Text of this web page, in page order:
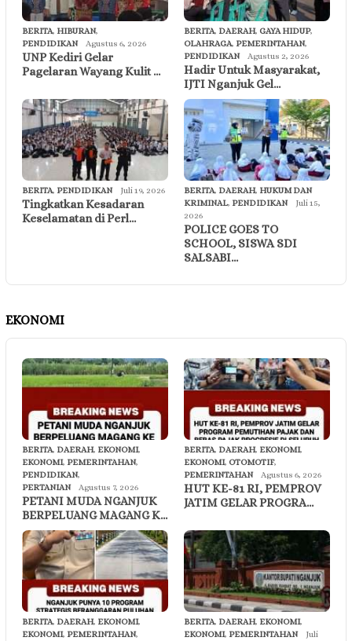
BERITA, HIBURAN,
PENDIDIKAN
Agustus 6, 2026
UNP Kediri Gelar
Pagelaran Wayang Kulit …
BERITA, DAERAH, GAYA HIDUP,
OLAHRAGA, PEMERINTAHAN,
PENDIDIKAN
Agustus 2, 2026
Hadir Untuk Masyarakat,
IJTI Nganjuk Gel…
BERITA, PENDIDIKAN Juli 19, 2026
Tingkatkan Kesadaran
Keselamatan di Perl…
BERITA, DAERAH, HUKUM DAN
KRIMINAL, PENDIDIKAN
Juli 15,
2026
POLICE GOES TO
SCHOOL, SISWA SDI
SALSABI…
EKONOMI
BERITA, DAERAH, EKONOMI,
EKONOMI, PEMERINTAHAN,
PENDIDIKAN,
PERTANIAN
Agustus 7, 2026
PETANI MUDA NGANJUK
BERPELUANG MAGANG K…
BERITA, DAERAH, EKONOMI,
EKONOMI, OTOMOTIF,
PEMERINTAHAN
Agustus 6, 2026
HUT KE-81 RI, PEMPROV
JATIM GELAR PROGRA…
BERITA, DAERAH, EKONOMI,
EKONOMI, PEMERINTAHAN,
BERITA, DAERAH, EKONOMI,
EKONOMI, PEMERINTAHAN
Juli